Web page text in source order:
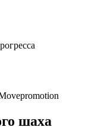
promotion
шаха